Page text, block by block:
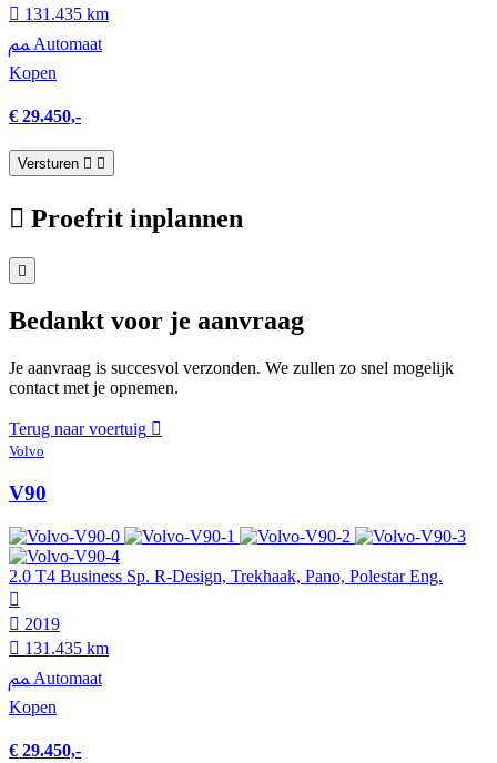
131.435 km
Automaat
Kopen
€ 29.450,-
Versturen
Proefrit inplannen
Bedankt voor je aanvraag
Je aanvraag is succesvol verzonden. We zullen zo snel mogelijk
contact met je opnemen.
Terug naar voertuig
Volvo
V90
2.0 T4 Business Sp. R-Design, Trekhaak, Pano, Polestar Eng.
2019
131.435 km
Automaat
Kopen
€ 29.450,-